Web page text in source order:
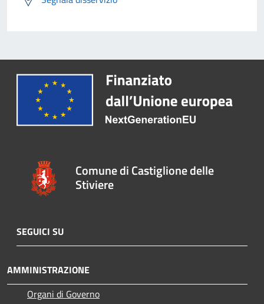
Comune di Castiglione delle
Stiviere
SEGUICI SU
AMMINISTRAZIONE
Organi di Governo